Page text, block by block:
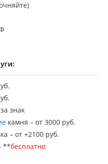
знак
камня – от 3000 руб.
– от +2100 руб.
**бесплатно